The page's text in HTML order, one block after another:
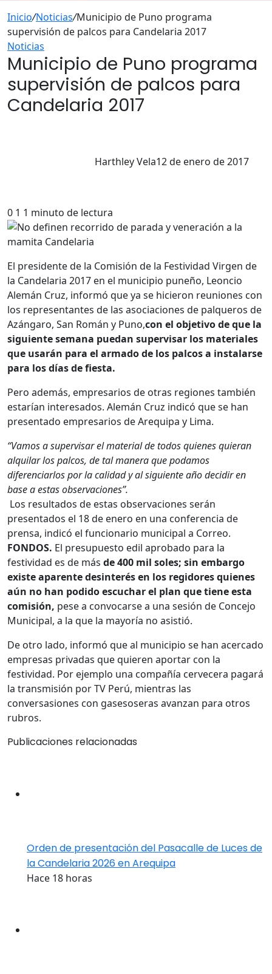
Inicio/Noticias/Municipio de Puno programa
supervisión de palcos para Candelaria 2017
Noticias
Municipio de Puno programa
supervisión de palcos para
Candelaria 2017
Harthley Vela12 de enero de 2017
0 1 1 minuto de lectura
El presidente de la Comisión de la Festividad Virgen de
la Candelaria 2017 en el municipio puneño, Leoncio
Alemán Cruz, informó que ya se hicieron reuniones con
los representantes de las asociaciones de palqueros de
Azángaro, San Román y Puno,con el objetivo de que la
siguiente semana puedan supervisar los materiales
que usarán para el armado de los palcos a instalarse
para los días de fiesta.
Pero además, empresarios de otras regiones también
estarían interesados. Alemán Cruz indicó que se han
presentado empresarios de Arequipa y Lima.
“Vamos a supervisar el material de todos quienes quieran
alquilar los palcos, de tal manera que podamos
diferenciarlos por la calidad y al siguiente año decidir en
base a estas observaciones”.
Los resultados de estas observaciones serán
presentados el 18 de enero en una conferencia de
prensa, indicó el funcionario municipal a Correo.
FONDOS. El presupuesto edil aprobado para la
festividad es de más de 400 mil soles; sin embargo
existe aparente desinterés en los regidores quienes
aún no han podido escuchar el plan que tiene esta
comisión, pese a convocarse a una sesión de Concejo
Municipal, a la que la mayoría no asistió.
De otro lado, informó que al municipio se han acercado
empresas privadas que quieren aportar con la
festividad. Por ejemplo una compañía cervecera pagará
la transmisión por TV Perú, mientras las
conversasiones con gasesoseras avanzan para otros
rubros.
Publicaciones relacionadas
Orden de presentación del Pasacalle de Luces de
la Candelaria 2026 en Arequipa
Hace 18 horas